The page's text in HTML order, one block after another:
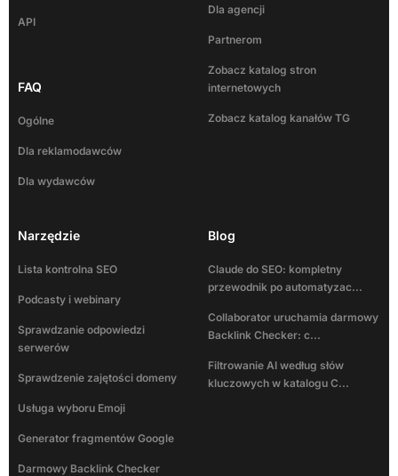
API
FAQ
Ogólne
Dla reklamodawców
Dla wydawców
Dla agencji
Partnerom
Zobacz katalog stron
internetowych
Zobacz katalog kanałów TG
Narzędzie
Lista kontrolna SEO
Podcasty i webinary
Sprawdzanie odpowiedzi
serwerów
Sprawdzenie zajętości domeny
Usługa wyboru Emoji
Generator fragmentów Google
Darmowy Backlink Checker
Blog
Claude do SEO: kompletny
przewodnik po automatyzac...
Collaborator uruchamia darmowy
Backlink Checker: c...
Filtrowanie AI według słów
kluczowych w katalogu C...